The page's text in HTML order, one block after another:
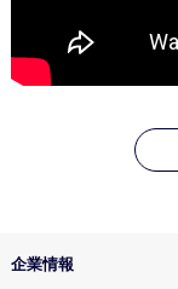
企業情報